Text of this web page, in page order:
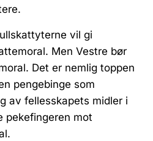
vil gi
Men Vestre bør
Det er nemlig toppen
pengebinge som
av fellesskapets midler i
mot